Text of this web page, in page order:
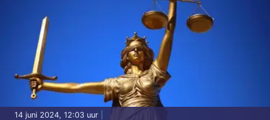
14 juni 2024, 12:03 uur